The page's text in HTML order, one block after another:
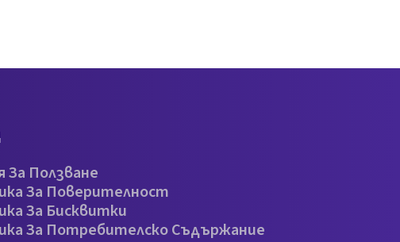
За Ползване
За Поверителност
За Бисквитки
За Потребителско Съдържание